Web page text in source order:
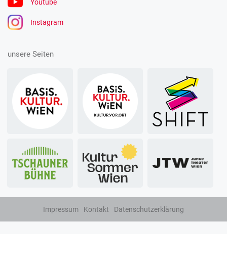
Youtube
Instagram
unsere Seiten
Impressum Kontakt Datenschutzerklärung